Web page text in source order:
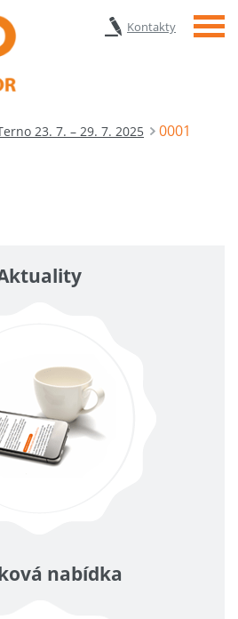
Kontakty Menu
23. 7. – 29. 7. 2025 0001
nabídka